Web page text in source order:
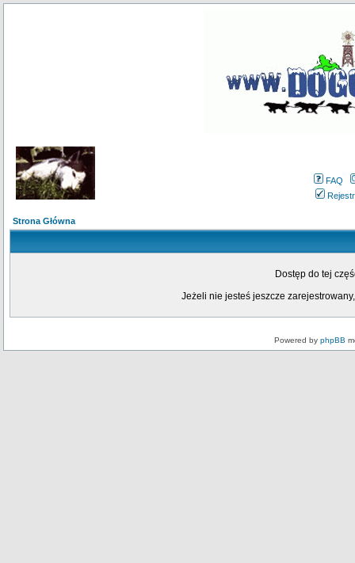
FAQ
Strona Główna
Dostęp do tej
Jeżeli nie jesteś jeszcze
Powered by phpBB